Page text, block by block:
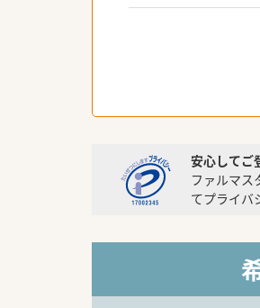
安心してご
ファルマス
てプライバ